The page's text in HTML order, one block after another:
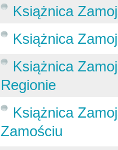
Książnica
Książnica
Książnica
Regionie
Książnica
Zamościu